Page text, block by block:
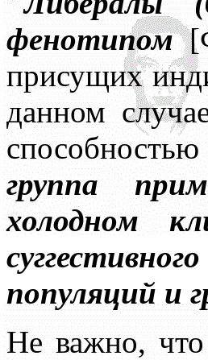
фенотипом
присущих
данном
группа
холодном
популяций и
Не важно, что